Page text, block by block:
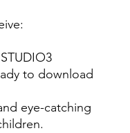
to download
eye-catching